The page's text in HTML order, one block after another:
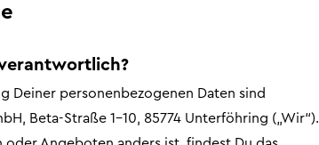
Deiner personenbezogenen Daten sind
Beta-Straße 1-10, 85774 Unterföhring („Wir“).